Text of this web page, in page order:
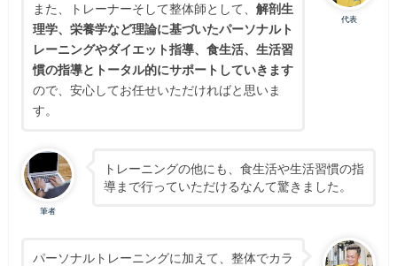
代表
また、トレーナーそして整体師として、 解剖生
理学、栄養学など理論に基づいたパーソナルト
レーニングやダイエット指導、食生活、生活習
慣の指導とトータル的にサポートしていきます
ので、安心してお任せいただければと思いま
す。
筆者
トレーニングの他にも、食生活や生活習慣の指
導まで行っていただけるなんて驚きました。
パーソナルトレーニングに加えて、整体でカラ